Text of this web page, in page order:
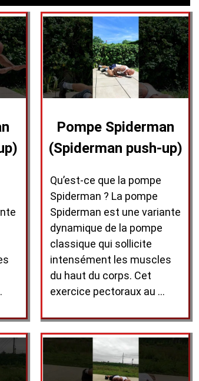
Pompe Spiderman
(Spiderman push-up)
Qu’est-ce que la pompe
Spiderman ? La pompe
Spiderman est une variante
dynamique de la pompe
classique qui sollicite
intensément les muscles
du haut du corps. Cet
exercice pectoraux au …